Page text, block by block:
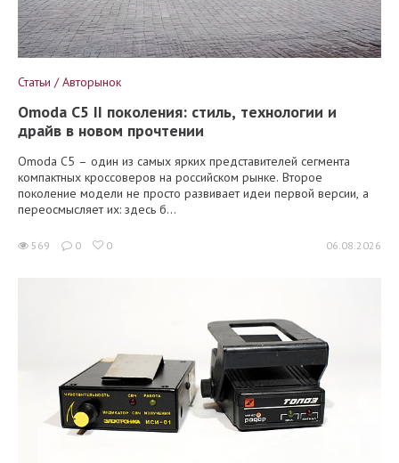
Статьи / Авторынок
Omoda C5 II поколения: стиль, технологии и
драйв в новом прочтении
Omoda C5 – один из самых ярких представителей сегмента
компактных кроссоверов на российском рынке. Второе
поколение модели не просто развивает идеи первой версии, а
переосмысляет их: здесь б...
569 0 0 06.08.2026